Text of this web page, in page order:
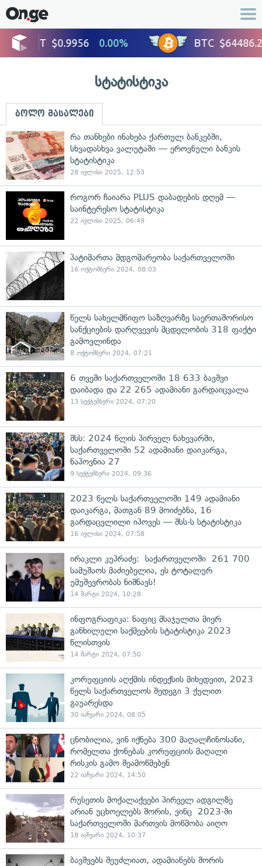
სტატისტიკა
ბოლო მასალები
რა თანხები ინახება ქართულ ბანკებში,
სხვადასხვა ვალუტაში — ეროვნული ბანკის
სტატისტიკა
28 ივლისი 2025, 12:53
როგორ ჩაიარა PLUS დაბადების დღემ —
საინტერესო სტატისტიკა
22 ივლისი 2025, 06:49
პატიმართა მდგომარეობა საქართველოში
16 ოქტომბერი 2024, 08:03
წელს სახელმწიფო საზღვარზე საერთაშორისო
სანქციების დარღვევის მცდელობის 318 ფაქტი
გამოვლინდა
8 ოქტომბერი 2024, 07:21
6 თვეში საქართველოში 18 633 ბავშვი
დაიბადა და 22 265 ადამიანი გარდაიცვალა
13 სექტემბერი 2024, 07:20
შსს: 2024 წლის პირველ ნახევარში,
საქართველოში 52 ადამიანი დაიკარგა,
ნაპოვნია 27
9 სექტემბერი 2024, 09:36
2023 წელს საქართველოში 149 ადამიანი
დაიკარგა, მათგან 89 მოიძებნა, 16
გარდაცვლილი იპოვეს — შსს-ს სტატისტიკა
16 ივლისი 2024, 07:58
ირაკლი კუპრაძე: საქართველოში 261 700
სამუშაოს მაძიებელია, ეს ტოტალურ
უმუშევრობას ნიშნავს!
14 მარტი 2024, 10:28
ინფოგრაფიკა: ნაფიც მსაჯულთა მიერ
განხილული საქმეების სტატისტიკა 2023
წლისთვის
14 მარტი 2024, 07:50
კორუფციის აღქმის ინდექსის მიხედვით, 2023
წელს საქართველოს შედეგი 3 ქულით
გაუარესდა
30 იანვარი 2024, 08:05
ცნობილია, ვინ იქნება 300 მაღალჩინოსანი,
რომელთა ქონებას კორუფციის მაღალი
რისკის გამო შეამოწმებენ
22 იანვარი 2024, 14:50
რუსეთის მოქალაქეები პირველ ადგილზე
არიან უცხოელებს შორის, ვინც 2023-ში
საქართველოში მართვის მოწმობა აიღო
18 იანვარი 2024, 10:37
ბავშვებს შეუძლიათ, ადამიანებს შორის